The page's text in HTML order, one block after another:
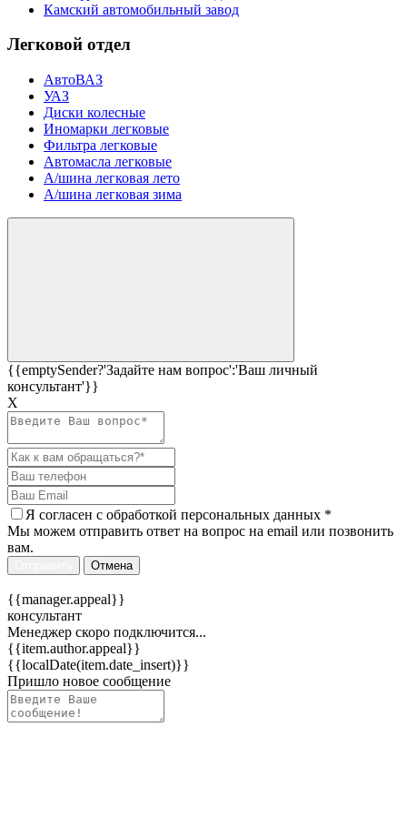
Камский автомобильный завод
Легковой отдел
АвтоВАЗ
УАЗ
Диски колесные
Иномарки легковые
Фильтра легковые
Автомасла легковые
А/шина легковая лето
А/шина легковая зима
{{emptySender?'Задайте нам вопрос':'Ваш личный
консультант'}}
Х
Я согласен c обработкой персональных данных *
Мы можем отправить ответ на вопрос на email или позвонить
вам.
Отмена
{{manager.appeal}}
консультант
Менеджер скоро подключится...
{{item.author.appeal}}
{{localDate(item.date_insert)}}
Пришло новое сообщение